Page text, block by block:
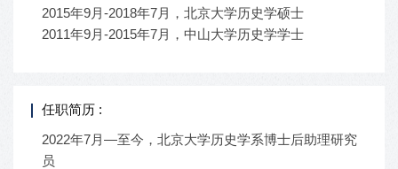
2015年9月-2018年7月，北京大学历史学硕士
2011年9月-2015年7月，中山大学历史学学士
任职简历 :
2022年7月—至今，北京大学历史学系博士后助理研究
员